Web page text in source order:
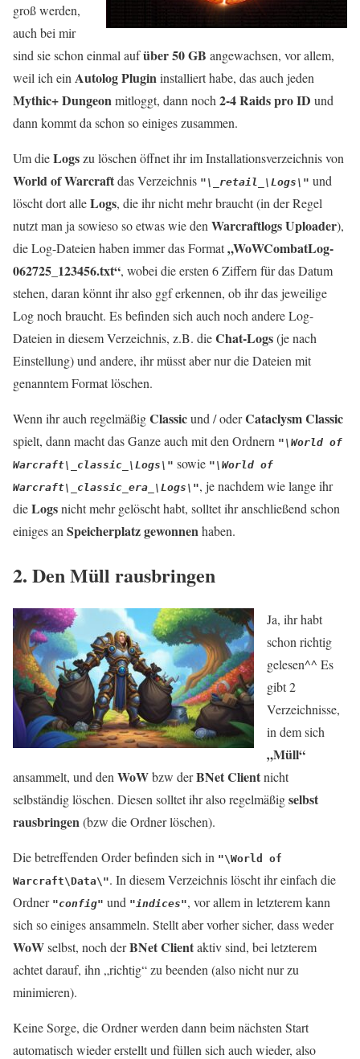
groß werden,
auch bei mir
sind sie schon einmal aufüber 50 GB angewachsen, vor allem,
weil ich ein Autolog Plugininstalliert habe, das auch jeden
Mythic+ Dungeonmitloggt, dann noch 2-4 Raids pro ID und
dann kommt da schon so einiges zusammen.
Um dieLogszu löschen öffnet ihr im Installationsverzeichnis von
World of Warcraftdas Verzeichnis "\_retail_\Logs\" und
löscht dort alleLogs, die ihr nicht mehr braucht (in der Regel
nutzt man ja sowieso so etwas wie den Warcraftlogs Uploader),
die Log-Dateien haben immer das Format„WoWCombatLog-
062725_123456.txt“, wobei die ersten 6 Ziffern für das Datum
stehen, daran könnt ihr also ggf erkennen, ob ihr das jeweilige
Log noch braucht. Es befinden sich auch noch andere Log-
Dateien in diesem Verzeichnis, z.B. dieChat-Logs(je nach
Einstellung) und andere, ihr müsst aber nur die Dateien mit
genanntem Format löschen.
Wenn ihr auch regelmäßigClassicund / oderCataclysm Classic
spielt, dann macht das Ganze auch mit den Ordnern "\World of
Warcraft\_classic_\Logs\" sowie "\World of
Warcraft\_classic_era_\Logs\", je nachdem wie lange ihr
dieLogsnicht mehr gelöscht habt, solltet ihr anschließend schon
einiges an Speicherplatz gewonnenhaben.
2. Den Müll rausbringen
Ja, ihr habt
schon richtig
gelesen^^ Es
gibt 2
Verzeichnisse,
in dem sich
„Müll“
ansammelt, und den WoWbzw derBNet Clientnicht
selbständig löschen. Diesen solltet ihr also regelmäßigselbst
rausbringen (bzw die Ordner löschen).
Die betreffenden Order befinden sich in "\World of
Warcraft\Data\". In diesem Verzeichnis löscht ihr einfach die
Ordner "config" und "indices", vor allem in letzterem kann
sich so einiges ansammeln. Stellt aber vorher sicher, dass weder
WoWselbst, noch derBNet Clientaktiv sind, bei letzterem
achtet darauf, ihn „richtig“ zu beenden (also nicht nur zu
minimieren).
Keine Sorge, die Ordner werden dann beim nächsten Start
automatisch wieder erstellt und füllen sich auch wieder, also